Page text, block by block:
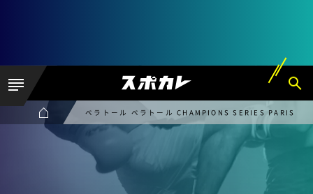
ベラトール ベラトール CHAMPIONS SERIES PARIS